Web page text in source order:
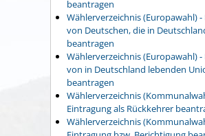
beantragen
Wählerverzeichnis (Europawahl)
von Deutschen, die in
beantragen
Wählerverzeichnis (Europawahl)
von in Deutschland lebenden
beantragen
Wählerverzeichnis
Eintragung als Rückkehrer
Wählerverzeichnis